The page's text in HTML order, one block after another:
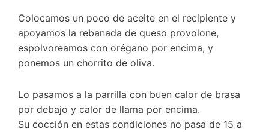
Colocamos un poco de aceite en el recipiente y
apoyamos la rebanada de queso provolone,
espolvoreamos con orégano por encima, y
ponemos un chorrito de oliva.
Lo pasamos a la parrilla con buen calor de brasa
por debajo y calor de llama por encima.
Su cocción en estas condiciones no pasa de 15 a